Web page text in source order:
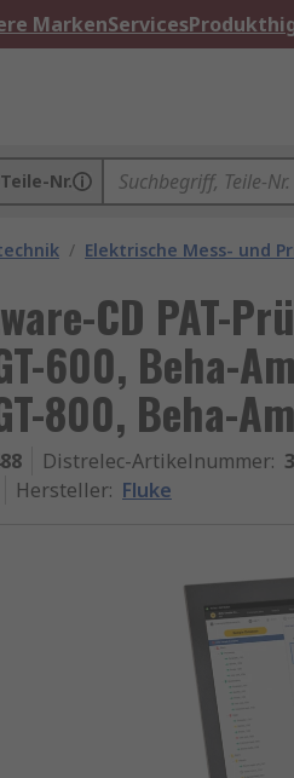
MarkenServices
Teile-Nr.
/ Elektrische Mess- und
CD PAT-
600, Beha-
800, Beha-
Distrelec-Artikelnummer:
Hersteller: Fluke